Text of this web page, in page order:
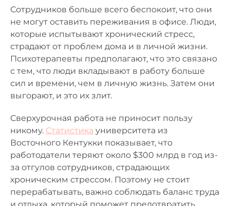
Сотрудников больше всего беспокоит, что они
не могут оставить переживания в офисе. Люди,
которые испытывают хронический стресс,
страдают от проблем дома и в личной жизни.
Психотерапевты предполагают, что это связано
с тем, что люди вкладывают в работу больше
сил и времени, чем в личную жизнь. Затем они
выгорают, и это их злит.
Сверхурочная работа не приносит пользу
никому. Статистика университета из
Восточного Кентукки показывает, что
работодатели теряют около $300 млрд в год из-
за отгулов сотрудников, страдающих
хроническим стрессом. Поэтому не стоит
перерабатывать, важно соблюдать баланс труда